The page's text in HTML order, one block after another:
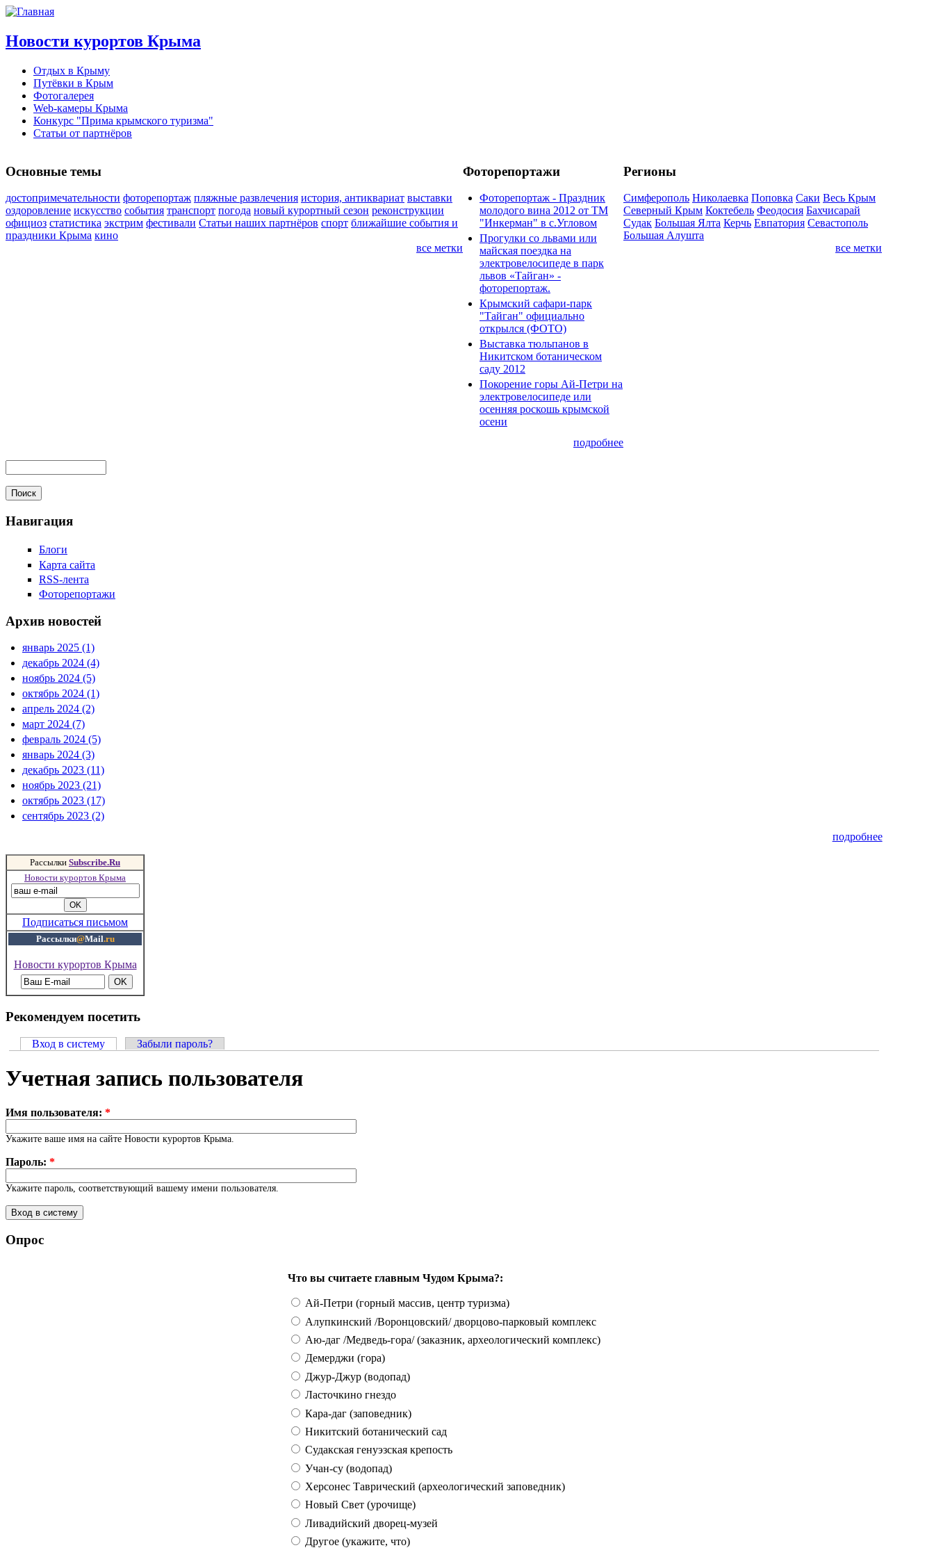
Новости курортов Крыма
Отдых в Крыму
Путёвки в Крым
Фотогалерея
Web-камеры Крыма
Конкурс "Прима крымского туризма"
Статьи от партнёров
Основные темы
достопримечательности фоторепортаж пляжные развлечения история, антиквариат выставки
оздоровление искусство события транспорт погода новый курортный сезон реконструкции
официоз статистика экстрим фестивали Статьи наших партнёров спорт ближайшие события и
праздники Крыма кино
все метки
Фоторепортажи
Фоторепортаж - Праздник
молодого вина 2012 от ТМ
"Инкерман" в с.Угловом
Прогулки cо львами или
майская поездка на
электровелосипеде в парк
львов «Тайган» -
фоторепортаж.
Крымский сафари-парк
"Тайган" официально
открылся (ФОТО)
Выставка тюльпанов в
Никитском ботаническом
саду 2012
Покорение горы Ай-Петри на
электровелосипеде или
осенняя роскошь крымской
осени
подробнее
Регионы
Симферополь Николаевка Поповка Саки Весь Крым
Северный Крым Коктебель Феодосия Бахчисарай
Судак Большая Ялта Керчь Евпатория Севастополь
Большая Алушта
все метки
Навигация
Блоги
Карта сайта
RSS-лента
Фоторепортажи
Архив новостей
январь 2025 (1)
декабрь 2024 (4)
ноябрь 2024 (5)
октябрь 2024 (1)
апрель 2024 (2)
март 2024 (7)
февраль 2024 (5)
январь 2024 (3)
декабрь 2023 (11)
ноябрь 2023 (21)
октябрь 2023 (17)
сентябрь 2023 (2)
подробнее
Рассылки Subscribe.Ru
Новости курортов Крыма
Подписаться письмом
Рассылки@Mail.ru
Новости курортов Крыма
Рекомендуем посетить
Вход в систему Забыли пароль?
Учетная запись пользователя
Имя пользователя: *
Укажите ваше имя на сайте Новости курортов Крыма.
Пароль: *
Укажите пароль, соответствующий вашему имени пользователя.
Опрос
Что вы считаете главным Чудом Крыма?:
Ай-Петри (горный массив, центр туризма)
Алупкинский /Воронцовский/ дворцово-парковый комплекс
Аю-даг /Медведь-гора/ (заказник, археологический комплекс)
Демерджи (гора)
Джур-Джур (водопад)
Ласточкино гнездо
Кара-даг (заповедник)
Никитский ботанический сад
Судакская генуэзская крепость
Учан-су (водопад)
Херсонес Таврический (археологический заповедник)
Новый Свет (урочище)
Ливадийский дворец-музей
Другое (укажите, что)